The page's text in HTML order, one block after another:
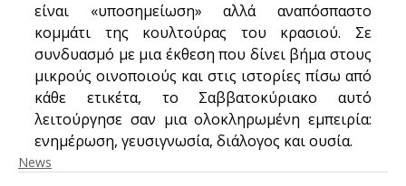
είναι «υποσημείωση» αλλά αναπόσπαστο
κομμάτι της κουλτούρας του κρασιού. Σε
συνδυασμό με μια έκθεση που δίνει βήμα στους
μικρούς οινοποιούς και στις ιστορίες πίσω από
κάθε ετικέτα, το Σαββατοκύριακο αυτό
λειτούργησε σαν μια ολοκληρωμένη εμπειρία:
ενημέρωση, γευσιγνωσία, διάλογος και ουσία.
News